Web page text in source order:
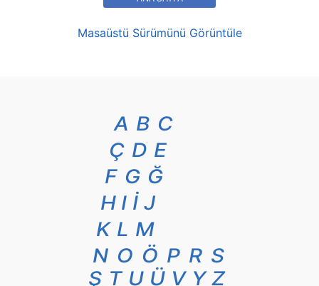
Masaüstü Sürümünü Görüntüle
A B C
Ç D E
F G Ğ
H I İ J
K L M
N O Ö P R S
Ş T U Ü V Y Z